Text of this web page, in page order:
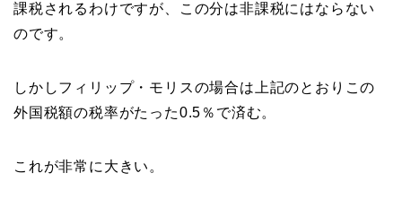
課税されるわけですが、この分は非課税にはならない
のです。
しかしフィリップ・モリスの場合は上記のとおりこの
外国税額の税率がたった0.5％で済む。
これが非常に大きい。